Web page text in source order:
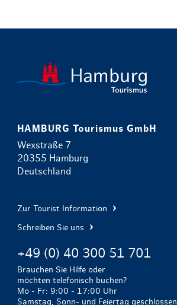
HAMBURG Tourismus GmbH
Wexstraße 7
20355 Hamburg
Deutschland
Zur Tourist Information
Schreiben Sie uns
+49 (0) 40 300 51 701
Brauchen Sie Hilfe oder
möchten telefonisch buchen?
Mo - Fr: 9:00 - 17:00 Uhr
Samstag, Sonn- und Feiertag geschlossen